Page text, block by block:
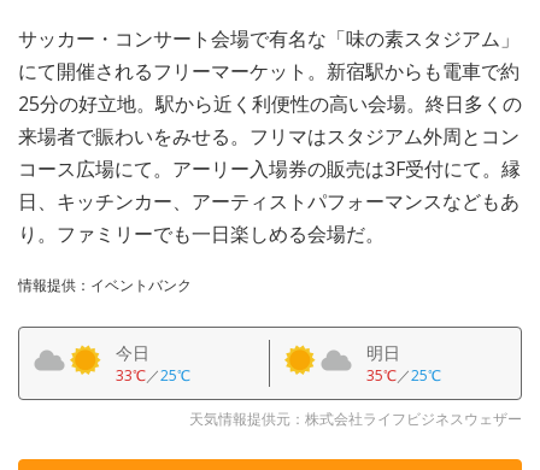
サッカー・コンサート会場で有名な「味の素スタジアム」
にて開催されるフリーマーケット。新宿駅からも電車で約
25分の好立地。駅から近く利便性の高い会場。終日多くの
来場者で賑わいをみせる。フリマはスタジアム外周とコン
コース広場にて。アーリー入場券の販売は3F受付にて。縁
日、キッチンカー、アーティストパフォーマンスなどもあ
り。ファミリーでも一日楽しめる会場だ。
情報提供：イベントバンク
今日
33℃／25℃
明日
35℃／25℃
天気情報提供元：株式会社ライフビジネスウェザー